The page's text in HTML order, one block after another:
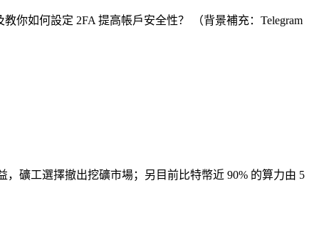
你如何設定 2FA 提高帳戶安全性？ （背景補充：Telegram
礦工選擇撤出挖礦市場；另目前比特幣近 90% 的算力由 5